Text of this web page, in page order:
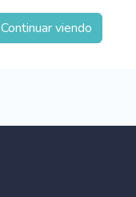
Continuar viendo